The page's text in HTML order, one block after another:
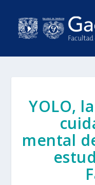
YOLO,
mental